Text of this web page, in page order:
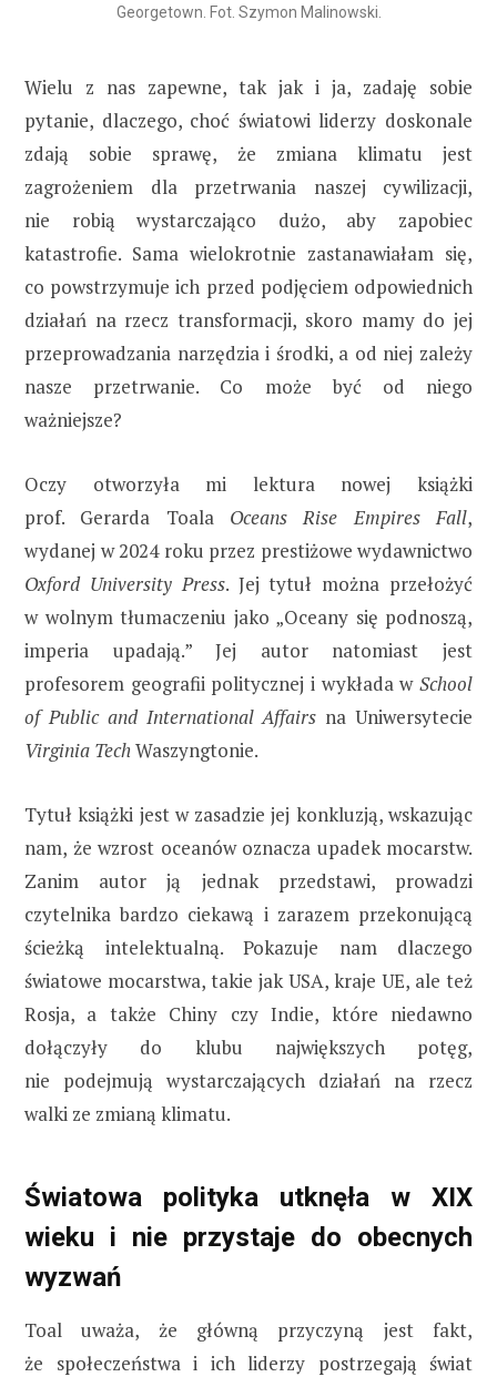
Georgetown. Fot. Szymon Malinowski.
Wielu z nas zapewne, tak jak i ja, zadaję sobie
pytanie, dlaczego, choć światowi liderzy doskonale
zdają sobie sprawę, że zmiana klimatu jest
zagrożeniem dla przetrwania naszej cywilizacji,
nie robią wystarczająco dużo, aby zapobiec
katastrofie. Sama wielokrotnie zastanawiałam się,
co powstrzymuje ich przed podjęciem odpowiednich
działań na rzecz transformacji, skoro mamy do jej
przeprowadzania narzędzia i środki, a od niej zależy
nasze przetrwanie. Co może być od niego
ważniejsze?
Oczy otworzyła mi lektura nowej książki
prof. Gerarda ToalaOceans Rise Empires Fall,
wydanej w 2024 roku przez prestiżowe wydawnictwo
Oxford University Press. Jej tytuł można przełożyć
w wolnym tłumaczeniu jako „Oceany się podnoszą,
imperia upadają.” Jej autor natomiast jest
profesorem geografii politycznej i wykłada w School
of Public and International Affairs na Uniwersytecie
Virginia TechWaszyngtonie.
Tytuł książki jest w zasadzie jej konkluzją, wskazując
nam, że wzrost oceanów oznacza upadek mocarstw.
Zanim autor ją jednak przedstawi, prowadzi
czytelnika bardzo ciekawą i zarazem przekonującą
ścieżką intelektualną. Pokazuje nam dlaczego
światowe mocarstwa, takie jak USA, kraje UE, ale też
Rosja, a także Chiny czy Indie, które niedawno
dołączyły do klubu największych potęg,
nie podejmują wystarczających działań na rzecz
walki ze zmianą klimatu.
Światowa polityka utknęła w XIX
wieku i nie przystaje do obecnych
wyzwań
Toal uważa, że główną przyczyną jest fakt,
że społeczeństwa i ich liderzy postrzegają świat